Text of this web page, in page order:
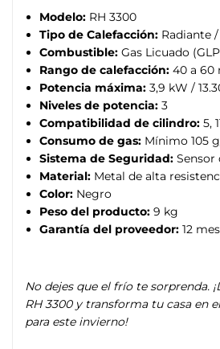
Modelo: RH 3300
Tipo de Calefacción: Radiante
Combustible: Gas Licuado
Rango de calefacción: 40 a 60
Potencia máxima: 3,9 kW /
Niveles de potencia: 3
Compatibilidad de cilindro: 5,
Consumo de gas: Mínimo 105
Sistema de Seguridad: Sensor
Material: Metal de alta
Color: Negro
Peso del producto: 9 kg
Garantía del proveedor: 12
No dejes que el frío te sorprenda.
RH 3300 y transforma tu casa en
para este invierno!